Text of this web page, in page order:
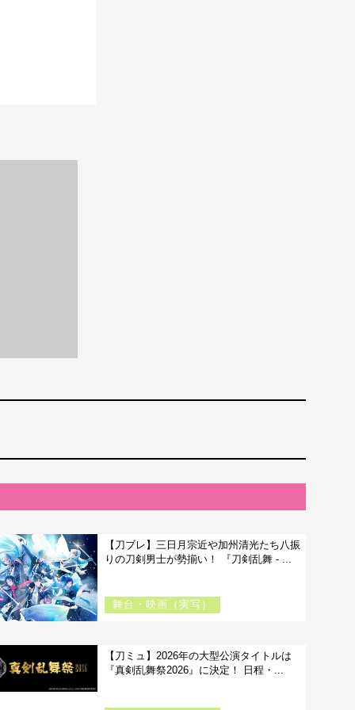
【刀ブレ】三日月宗近や加州清光たち八振
りの刀剣男士が勢揃い！ 『刀剣乱舞 - ...
舞台・映画（実写）
【刀ミュ】2026年の大型公演タイトルは
『真剣乱舞祭2026』に決定！ 日程・...